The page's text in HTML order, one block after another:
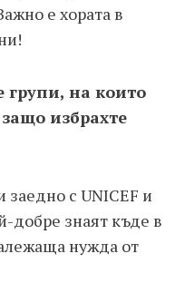
е хората в
групи, на които
избрахте
с UNICEF и
добре знаят къде в
нужда от